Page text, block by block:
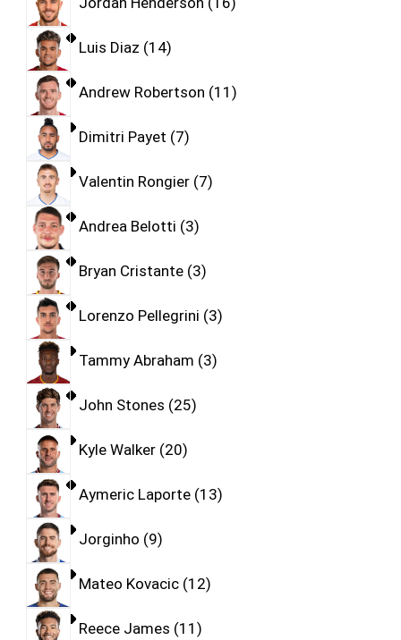
Luis Diaz 14
Andrew Robertson 11
Dimitri Payet 7
Valentin Rongier 7
Andrea Belotti 3
Bryan Cristante 3
Lorenzo Pellegrini 3
Tammy Abraham 3
John Stones 25
Kyle Walker 20
Aymeric Laporte 13
Jorginho 9
Mateo Kovacic 12
Reece James 11